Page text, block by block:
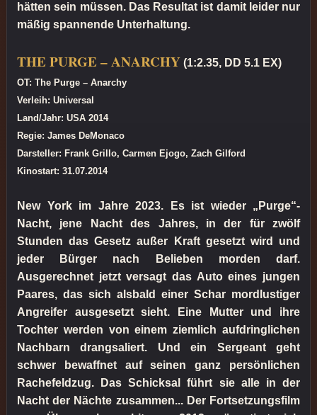
hätten sein müssen. Das Resultat ist damit leider nur
mäßig spannende Unterhaltung.
THE PURGE – ANARCHY (1:2.35, DD 5.1 EX)
OT: The Purge – Anarchy
Verleih: Universal
Land/Jahr: USA 2014
Regie: James DeMonaco
Darsteller: Frank Grillo, Carmen Ejogo, Zach Gilford
Kinostart: 31.07.2014
New York im Jahre 2023. Es ist wieder „Purge“-
Nacht, jene Nacht des Jahres, in der für zwölf
Stunden das Gesetz außer Kraft gesetzt wird und
jeder Bürger nach Belieben morden darf.
Ausgerechnet jetzt versagt das Auto eines jungen
Paares, das sich alsbald einer Schar mordlustiger
Angreifer ausgesetzt sieht. Eine Mutter und ihre
Tochter werden von einem ziemlich aufdringlichen
Nachbarn drangsaliert. Und ein Sergeant geht
schwer bewaffnet auf seinen ganz persönlichen
Rachefeldzug. Das Schicksal führt sie alle in der
Nacht der Nächte zusammen... Der Fortsetzungsfilm